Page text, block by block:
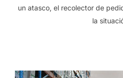
un atasco, el recolector de
la